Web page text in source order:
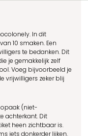
In dit
10 smaken. Een
te bedanken. Dit
je gemakkelijk zelf
Voeg bijvoorbeeld je
vrijwilligers zeker blij
opaak (niet-
achterkant. Dit
heen zichtbaar is.
iets donkerder lijken.